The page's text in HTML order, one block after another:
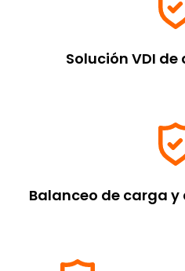
Solución VDI
Balanceo de carga